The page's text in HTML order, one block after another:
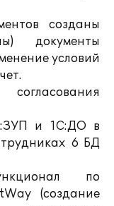
созданы
документы
условий
и 1С:ДО в
6 БД
по
(создание